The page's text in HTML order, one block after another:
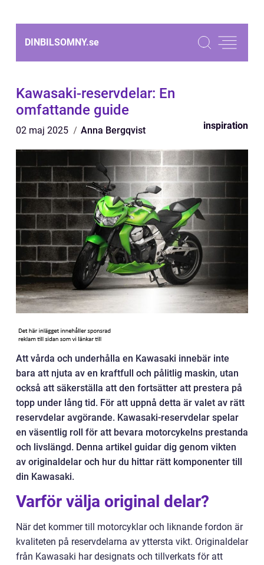
DINBILSOMNY.se
Kawasaki-reservdelar: En
omfattande guide
02 maj 2025 Anna Bergqvist inspiration
Att vårda och underhålla en Kawasaki innebär inte
bara att njuta av en kraftfull och pålitlig maskin, utan
också att säkerställa att den fortsätter att prestera på
topp under lång tid. För att uppnå detta är valet av rätt
reservdelar avgörande. Kawasaki-reservdelar spelar
en väsentlig roll för att bevara motorcykelns prestanda
och livslängd. Denna artikel guidar dig genom vikten
av originaldelar och hur du hittar rätt komponenter till
din Kawasaki.
Varför välja original delar?
När det kommer till motorcyklar och liknande fordon är
kvaliteten på reservdelarna av yttersta vikt. Originaldelar
från Kawasaki har designats och tillverkats för att